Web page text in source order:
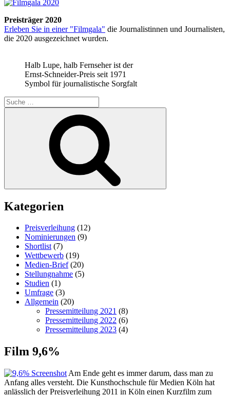
Preisträger 2020
Erleben Sie in einer "Filmgala" die Journalistinnen und Journalisten,
die 2020 ausgezeichnet wurden.
Halb Lupe, halb Fernseher ist der
Ernst-Schneider-Preis seit 1971
Symbol für journalistische Sorgfalt
Suche
nach:
Kategorien
Preisverleihung (12)
Nominierungen (9)
Shortlist(7)
Wettbewerb (19)
Medien-Brief(20)
Stellungnahme (5)
Studien (1)
Umfrage (3)
Allgemein (20)
Pressemitteilung 2021 (8)
Pressemitteilung 2022 (6)
Pressemitteilung 2023 (4)
Film 9,6%
Am Ende geht es immer darum, dass man zu
Anfang alles versteht. Die Kunsthochschule für Medien Köln hat
anlässlich der Preisverleihung 2011 in Köln einen Kurzfilm zum